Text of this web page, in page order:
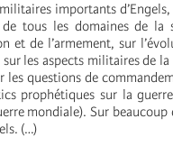
importants
tous les domaines de la
et de l’armement, sur
les aspects militaires de
les questions de
prophétiques sur la
mondiale). Sur
(…)